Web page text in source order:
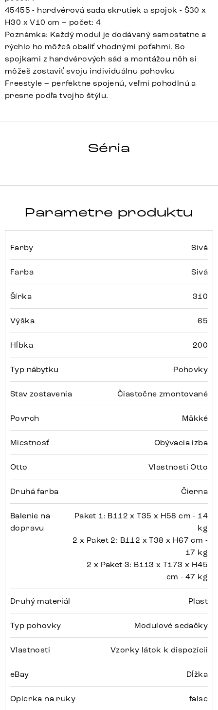
45455 - hardvérová sada skrutiek a spojok - Š30 x
H30 x V10 cm – počet: 4
Poznámka: Každý modul je dodávaný samostatne a
rýchlo ho môžeš obaliť vhodnými poťahmi. So
spojkami z hardvérových sád a montážou nôh si
môžeš zostaviť svoju individuálnu pohovku
Freestyle – perfektne spojenú, veľmi pohodlnú a
presne podľa tvojho štýlu.
Séria
FREESTYLE
Parametre produktu
Farby Sivá
Farba Sivá
Šírka 310
Výška 65
Hĺbka 200
Typ nábytku Pohovky
Stav zostavenia Čiastočne zmontované
Povrch Mäkké
Miestnosť Obývacia izba
Otto Vlastnosti Otto
Druhá farba Čierna
Balenie na
dopravu
Paket 1: B112 x T35 x H58 cm - 14
kg
2 x Paket 2: B112 x T38 x H67 cm -
17 kg
2 x Paket 3: B113 x T173 x H45
cm - 47 kg
Druhý materiál Plast
Typ pohovky Modulové sedačky
Vlastnosti Vzorky látok k dispozícii
eBay Dĺžka
Opierka na ruky false